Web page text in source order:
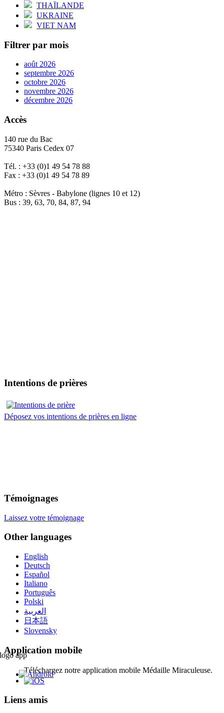
THAÏLANDE
UKRAINE
VIET NAM
Filtrer par mois
août 2026
septembre 2026
octobre 2026
novembre 2026
décembre 2026
Accès
140 rue du Bac
75340 Paris Cedex 07
Tél. : +33 (0)1 49 54 78 88
Fax : +33 (0)1 49 54 78 89
Métro : Sèvres - Babylone (lignes 10 et 12)
Bus : 39, 63, 70, 84, 87, 94
Intentions de prières
Déposez vos intentions de prières en ligne
Témoignages
Laissez votre témoignage
Other languages
English
Deutsch
Español
Italiano
Português
Polski
العربية
日本語
Slovensky
Application mobile
Téléchargez notre application mobile Médaille Miraculeuse.
Liens amis